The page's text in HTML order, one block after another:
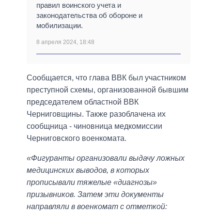
правил воинского учета и
законодательства об обороне и
мобилизации.
8 апреля 2024, 18:48
Сообщается, что глава ВВК был участником
преступной схемы, организованной бывшим
председателем областной ВВК
Черниговщины. Также разоблачена их
сообщница - чиновница медкомиссии
Черниговского военкомата.
«Фигуранты организовали выдачу ложных
медицинских выводов, в которых
прописывали тяжелые «диагнозы»
призывников. Затем эти документы
направляли в военкомат с отметкой: